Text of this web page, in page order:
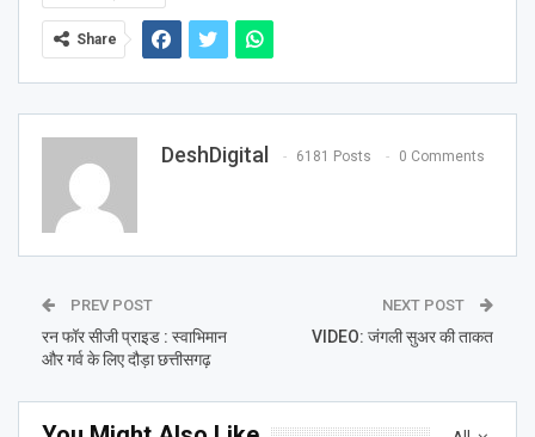
Share
DeshDigital 6181 Posts 0 Comments
PREV POST
रन फॉर सीजी प्राइड : स्वाभिमान
और गर्व के लिए दौड़ा छत्तीसगढ़
NEXT POST
VIDEO: जंगली सुअर की ताकत